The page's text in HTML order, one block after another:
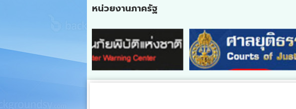
หน่วยงานภาครัฐ